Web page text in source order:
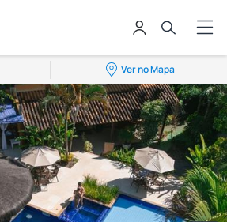
Ver no Mapa